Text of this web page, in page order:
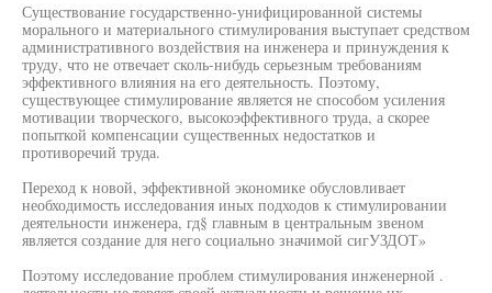
Существование государственно-унифицированной системы
морального и материального стимулирования выступает средством
административного воздействия на инженера и принуждения к
труду, что не отвечает сколь-нибудь серьезным требованиям
эффективного влияния на его деятельность. Поэтому,
существующее стимулирование является не способом усиления
мотивации творческого, высокоэффективного труда, а скорее
попыткой компенсации существенных недостатков и
противоречий труда.
Переход к новой, эффективной экономике обусловливает
необходимость исследования иных подходов к стимулировании
деятельности инженера, гд§ главным в центральным звеном
является создание для него социально значимой сигУЗДОТ»
Поэтому исследование проблем стимулирования инженерной .